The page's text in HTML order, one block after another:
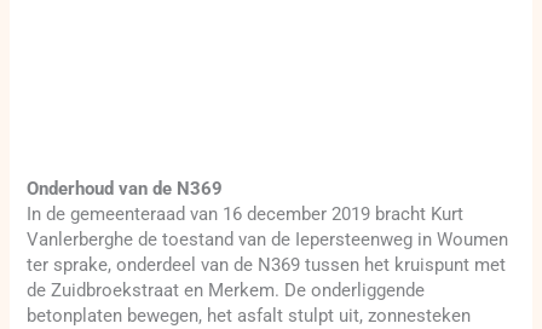
Onderhoud van de N369
In de gemeenteraad van 16 december 2019 bracht Kurt
Vanlerberghe de toestand van de Iepersteenweg in Woumen
ter sprake, onderdeel van de N369 tussen het kruispunt met
de Zuidbroekstraat en Merkem. De onderliggende
betonplaten bewegen, het asfalt stulpt uit, zonnesteken